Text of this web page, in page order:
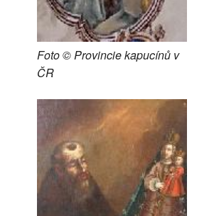
Foto © Provincie kapucínů v
ČR